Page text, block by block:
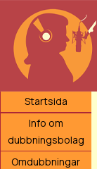
Startsida
Info om
dubbningsbolag
Omdubbningar